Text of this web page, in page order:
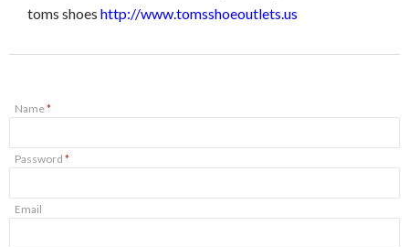
toms shoes http://www.tomsshoeoutlets.us
Name*
Password *
Email